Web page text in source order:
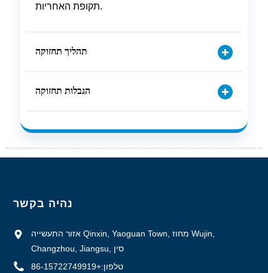
תקופת האחריות.
תהליך תחזוקה
הגבלות תחזוקה
נהיה בקשר
אזור התעשייה Qinxin, Yaoguan Town, מחוז Wujin,
Changzhou, Jiangsu, סין
טלפון:+86-15722749919